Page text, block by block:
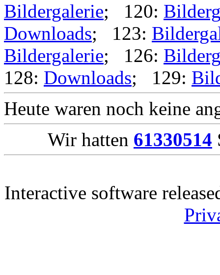
Bildergalerie; 120:
Downloads; 123:
Bildergalerie; 126:
128: Downloads; 129:
Heute waren noch keine
Wir hatten 61330514
Interactive software